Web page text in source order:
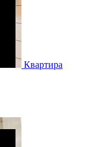
Квартира